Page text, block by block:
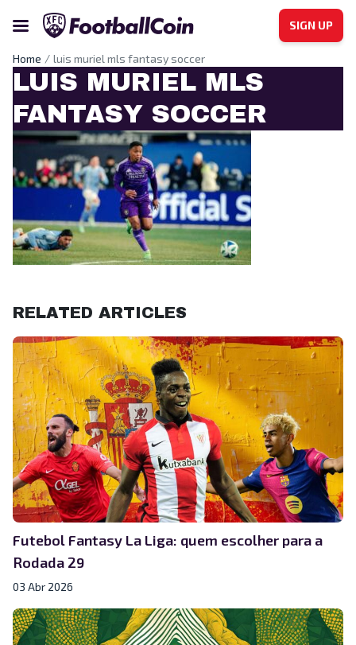
SIGN UP
Home luis muriel mls fantasy soccer
LUIS MURIEL MLS
FANTASY SOCCER
RELATED ARTICLES
Futebol Fantasy La Liga: quem escolher para a
Rodada 29
03 Abr 2026